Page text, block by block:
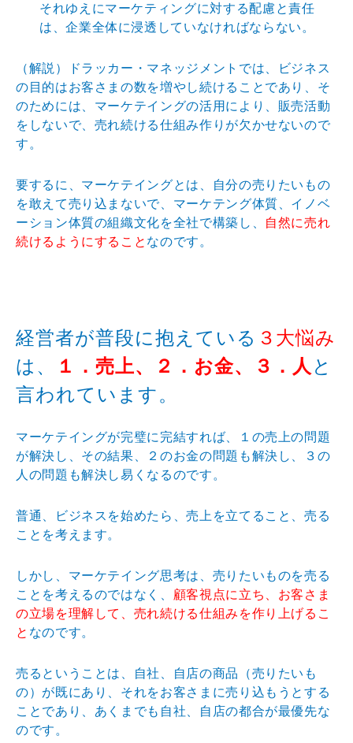
それゆえにマーケティングに対する配慮と責任
は、企業全体に浸透していなければならない。
（解説）ドラッカー・マネッジメントでは、ビジネス
の目的はお客さまの数を増やし続けることであり、そ
のためには、マーケテイングの活用により、販売活動
をしないで、売れ続ける仕組み作りが欠かせないので
す。
要するに、マーケテイングとは、自分の売りたいもの
を敢えて売り込まないで、マーケテング体質、イノベ
ーション体質の組織文化を全社で構築し、
自然に売れ
続けるようにすること なのです。
経営者が普段に抱えている ３大悩み
は、
１．売上、２．お金、３．人 と
言われています。
マーケテイングが完璧に完結すれば、１の売上の問題
が解決し、その結果、２のお金の問題も解決し、３の
人の問題も解決し易くなるのです。
普通、ビジネスを始めたら、売上を立てること、売る
ことを考えます。
しかし、マーケテイング思考は、売りたいものを売る
ことを考えるのではなく、 顧客視点に立ち、お客さま
の立場を理解して、売れ続ける仕組みを作り上げるこ
と なのです。
売るということは、自社、自店の商品（売りたいも
の）が既にあり、それをお客さまに売り込もうとする
ことであり、あくまでも自社、自店の都合が最優先な
のです。